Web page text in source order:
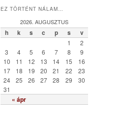
e
r
EZ TÖRTÉNT NÁLAM…
2026. AUGUSZTUS
h k s c p s v
« ápr
1
2
3
4 5 6 7 8
9
10
11 12 13 14 15
16
17
18 19 20 21 22
23
24
25 26 27 28 29
30
31